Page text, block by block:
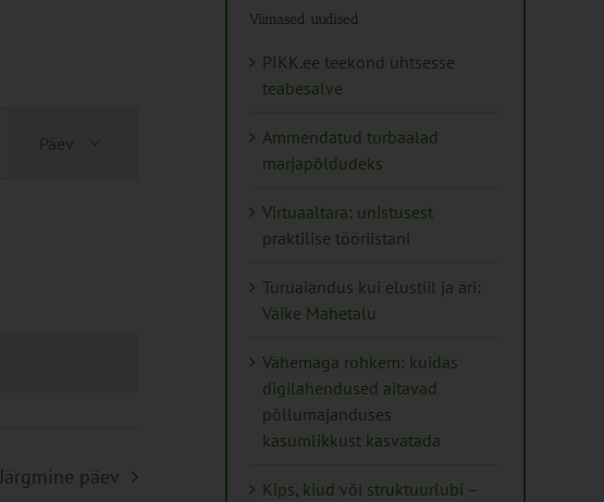
Views
Päev
Järgmine päev
Viimased uudised
PIKK.ee teekond ühtsesse
teabesalve
Ammendatud turbaalad
marjapõldudeks
Virtuaaltara: unistusest
praktilise tööriistani
Turuaiandus kui elustiil ja äri:
Väike Mahetalu
Vähemaga rohkem: kuidas
digilahendused aitavad
põllumajanduses
kasumlikkust kasvatada
Kips, kiud või struktuurlubi –